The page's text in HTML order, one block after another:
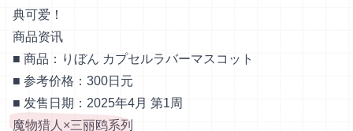
典可爱！
商品资讯
■ 商品：りぼん カプセルラバーマスコット
■ 参考价格：300日元
■ 发售日期：2025年4月 第1周
魔物猎人×三丽鸥系列